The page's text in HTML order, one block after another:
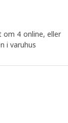
23 cm
23 cm
om 4 online, eller
i varuhus